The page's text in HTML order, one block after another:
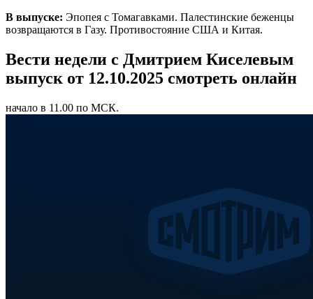
В выпуске: Эпопея с Томагавками. Палестинские беженцы
возвращаются в Газу. Противостояние США и Китая.
Вести недели с Дмитрием Киселевым
выпуск от 12.10.2025 смотреть онлайн
начало в 11.00 по МСК.